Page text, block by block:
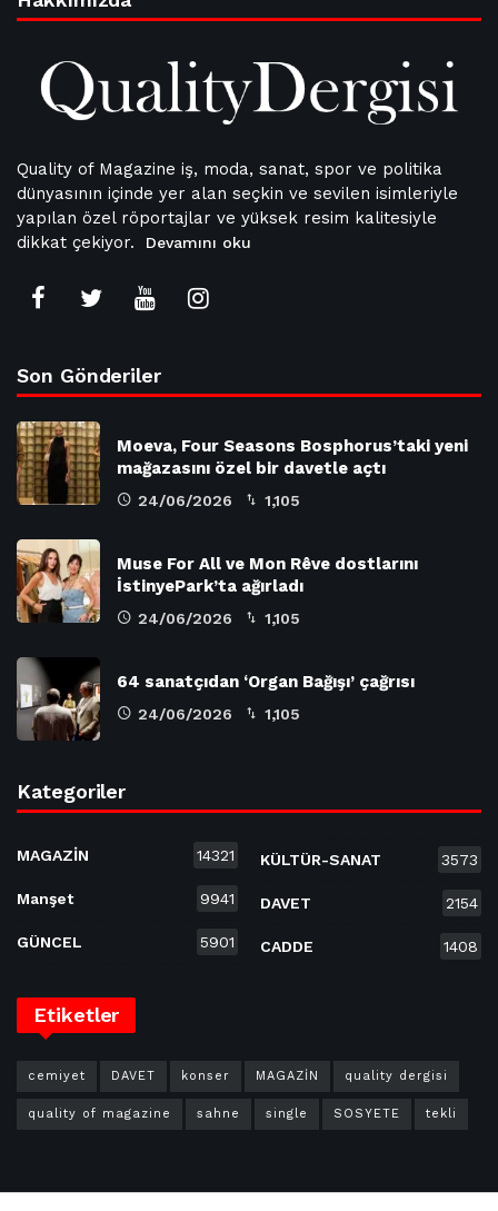
Quality of Magazine iş, moda, sanat, spor ve politika
dünyasının içinde yer alan seçkin ve sevilen isimleriyle
yapılan özel röportajlar ve yüksek resim kalitesiyle
dikkat çekiyor.
Devamını oku
Son Gönderiler
Moeva, Four Seasons Bosphorus’taki yeni
mağazasını özel bir davetle açtı
24/06/2026 1,105
Muse For All ve Mon Rêve dostlarını
İstinyePark’ta ağırladı
24/06/2026 1,105
64 sanatçıdan ‘Organ Bağışı’ çağrısı
24/06/2026 1,105
Kategoriler
MAGAZİN 14321
Manşet 9941
GÜNCEL 5901
KÜLTÜR-SANAT 3573
DAVET 2154
CADDE 1408
Etiketler
cemiyet DAVET konser MAGAZİN quality dergisi
quality of magazine sahne single SOSYETE tekli